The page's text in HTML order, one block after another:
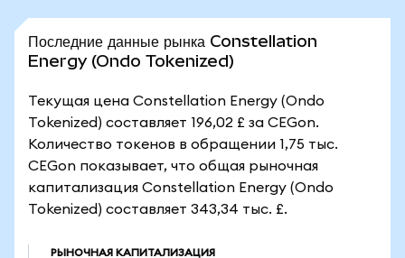
Последние данные рынка Constellation
Energy (Ondo Tokenized)
Текущая цена Constellation Energy (Ondo
Tokenized) составляет 196,02 £ за CEGon.
Количество токенов в обращении 1,75 тыс.
CEGon показывает, что общая рыночная
капитализация Constellation Energy (Ondo
Tokenized) составляет 343,34 тыс. £.
РЫНОЧНАЯ КАПИТАЛИЗАЦИЯ